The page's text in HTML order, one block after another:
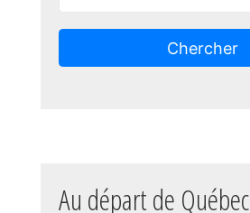
Chercher
Au départ de Québec